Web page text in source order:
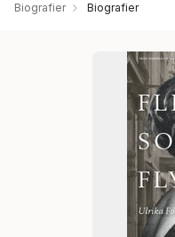
Biografier Biografier